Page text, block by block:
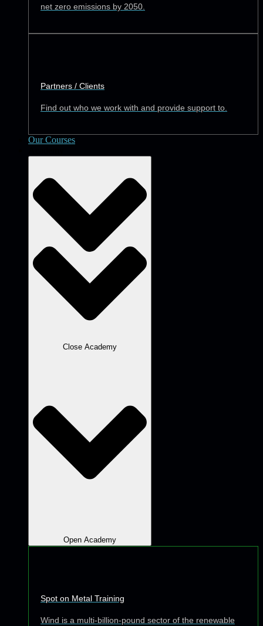
net zero emissions by 2050.
Partners / Clients
Find out who we work with and provide support to.
Our Courses
Close Academy
Open Academy
Spot on Metal Training
Wind is a multi-billion-pound sector of the renewable